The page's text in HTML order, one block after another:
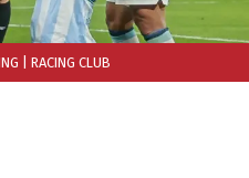
| RACING CLUB